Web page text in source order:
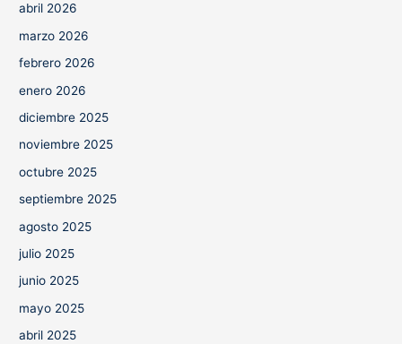
abril 2026
marzo 2026
febrero 2026
enero 2026
diciembre 2025
noviembre 2025
octubre 2025
septiembre 2025
agosto 2025
julio 2025
junio 2025
mayo 2025
abril 2025